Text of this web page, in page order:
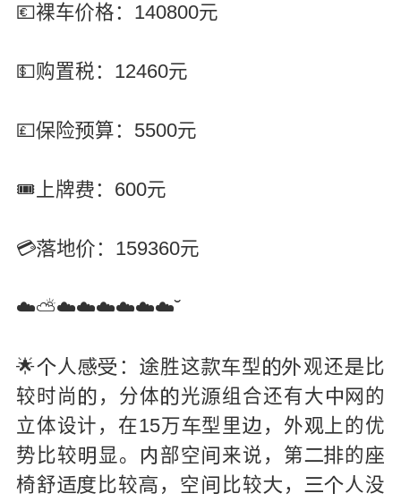
💶裸车格：140800元
💵购置税：12460元
💷险算：5500元
🎟️上牌：600元
💳地：159360元
☁️⛅☁️☁️☁️☁️☁️☁️˘
🌟人 ： 胜这型观还 比
较时尚  ，分体光组合还有大  的
立体设计，在15万型里 ，外上的优
势比较  显。  部空 来说，第的
椅舒 比较 ，空  比较 ， 人没